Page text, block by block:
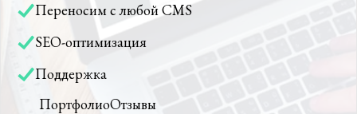
Переносим с любой CMS
SEO-оптимизация
Поддержка
ПортфолиоОтзывы